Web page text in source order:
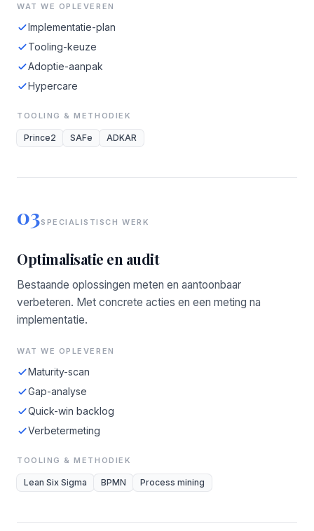
WAT WE OPLEVEREN
Implementatie-plan
Tooling-keuze
Adoptie-aanpak
Hypercare
TOOLING & METHODIEK
Prince2 SAFe ADKAR
03SPECIALISTISCH WERK
Optimalisatie en audit
Bestaande oplossingen meten en aantoonbaar
verbeteren. Met concrete acties en een meting na
implementatie.
WAT WE OPLEVEREN
Maturity-scan
Gap-analyse
Quick-win backlog
Verbetermeting
TOOLING & METHODIEK
Lean Six Sigma BPMN Process mining